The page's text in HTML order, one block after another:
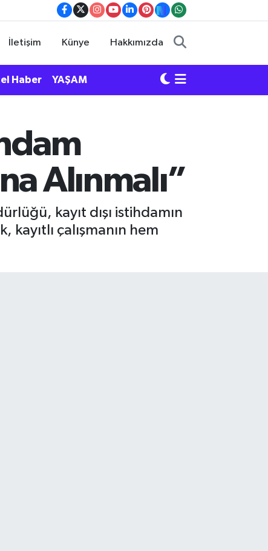
İletişim Künye Hakkımızda
Haber YAŞAM
Alınmalı”
kayıt dışı istihdamın
çalışmanın hem